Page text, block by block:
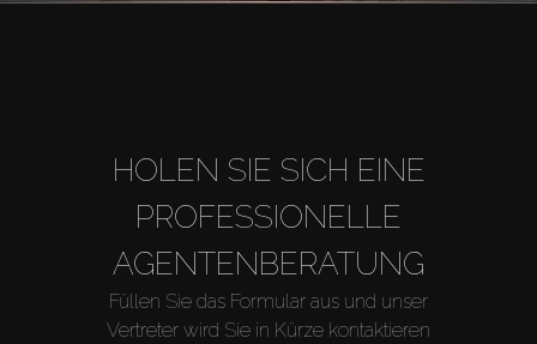
HOLEN SIE SICH EINE
PROFESSIONELLE
AGENTENBERATUNG
Füllen Sie das Formular aus und unser
Vertreter wird Sie in Kürze kontaktieren